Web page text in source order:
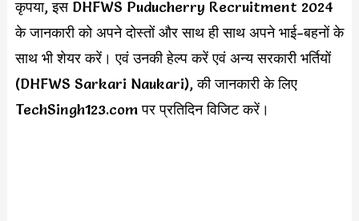
कृपया, इस DHFWS Puducherry Recruitment 2024
के जानकारी को अपने दोस्तों और साथ ही साथ अपने भाई-बहनों के
साथ भी शेयर करें। एवं उनकी हेल्प करें एवं अन्य सरकारी भर्तियों
(DHFWS Sarkari Naukari), की जानकारी के लिए
TechSingh123.com पर प्रतिदिन विजिट करें।